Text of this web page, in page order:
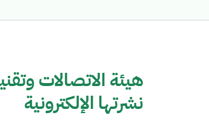
هيئة الاتصالات
نشرتها الإلكترونية